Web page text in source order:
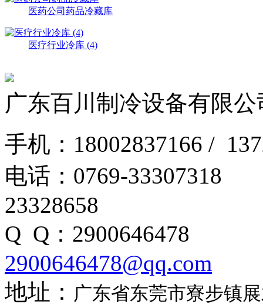
医药公司药品冷藏库
医疗行业冷库 (4)
广东百川制冷设备有限公
手机：18002837166 /
电话：0769-
23328658
Q Q：
2900646478@qq.com
地址： 广东省东莞市寮步镇